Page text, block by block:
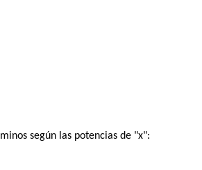
según las potencias de "x":